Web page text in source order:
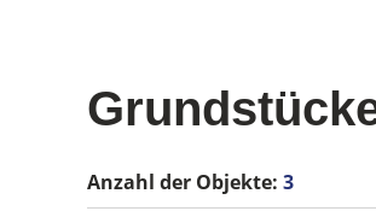
Anzahl der Objekte: 3